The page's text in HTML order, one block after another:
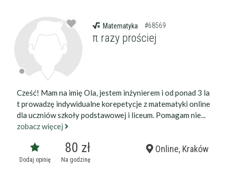
Matematyka #68569
π razy prościej
Cześć! Mam na imię Ola, jestem inżynierem i od ponad 3 la
t prowadzę indywidualne korepetycje z matematyki online
dla uczniów szkoły podstawowej i liceum. Pomagam nie...
zobacz więcej
Dodaj opinię
80 zł
Na godzinę
Online, Kraków